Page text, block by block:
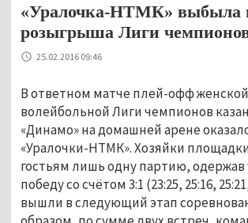
«Уралочка-НТМК» выбыла
розыгрыша Лиги
25.02.2016 09:46
В ответном матче плей-офф женской
волейбольной Лиги чемпионов
«Динамо» на домашней арене
«Уралочки-НТМК». Хозяйки
гостьям лишь одну партию,
победу со счётом 3:1 (23:25, 25:16,
вышли в следующий этап